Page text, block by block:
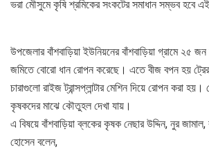
ভরা মৌসুমে কৃষি শ্রমিকের সংকটের সমাধান সম্ভব হবে
উপজেলার বাঁশবাড়িয়া ইউনিয়নের বাঁশবাড়িয়া গ্রামে
জমিতে বোরো ধান রোপন করেছে। এতে বীজ বপন হয়
চারাগুলো রাইজ ট্রান্সপ্লান্টার মেশিন দিয়ে রোপন করা
কৃষকদের মাঝে কৌতুহল দেখা যায়।
এ বিষয়ে বাঁশবাড়িয়া ব্লকের কৃষক নেছার উদ্দিন, নুর
হোসেন বলেন,